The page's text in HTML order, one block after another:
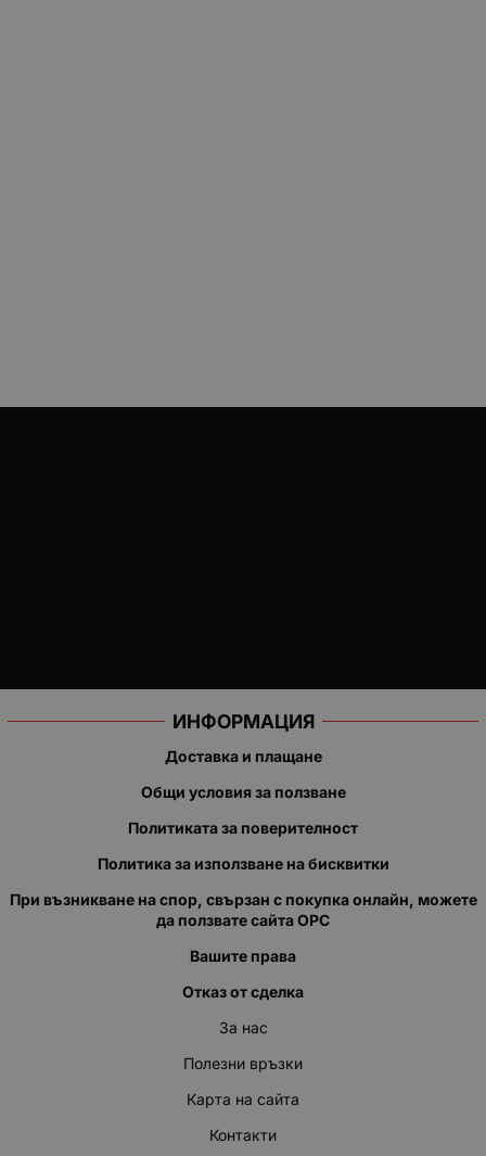
ИНФОРМАЦИЯ
Доставка и плащане
Общи условия за ползване
Политиката за поверителност
Политика за използване на бисквитки
При възникване на спор, свързан с покупка онлайн, можете
да ползвате сайта ОРС
Вашите права
Отказ от сделка
За нас
Полезни връзки
Карта на сайта
Контакти